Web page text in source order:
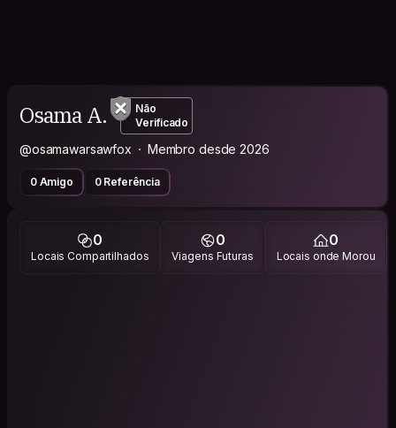
Osama A.
Não
Verificado
@osamawarsawfox Membro desde 2026
0 Amigo 0 Referência
0
Locais Compartilhados
0
Viagens Futuras
0
Locais onde Morou